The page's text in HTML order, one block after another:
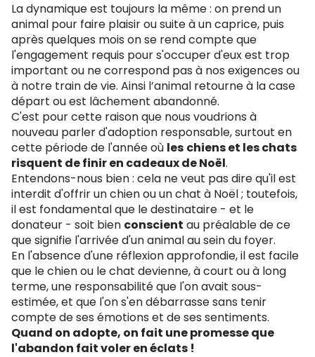
La dynamique est toujours la même : on prend un
animal pour faire plaisir ou suite à un caprice, puis
après quelques mois on se rend compte que
l'engagement requis pour s'occuper d'eux est trop
important ou ne correspond pas à nos exigences ou
à notre train de vie. Ainsi l’animal retourne à la case
départ ou est lâchement abandonné.
C'est pour cette raison que nous voudrions à
nouveau parler d'adoption responsable, surtout en
cette période de l'année où les chiens et les chats
risquent de finir en cadeaux de Noël.
Entendons-nous bien : cela ne veut pas dire qu'il est
interdit d'offrir un chien ou un chat à Noël ; toutefois,
il est fondamental que le destinataire - et le
donateur - soit bien conscient au préalable de ce
que signifie l'arrivée d'un animal au sein du foyer.
En l'absence d'une réflexion approfondie, il est facile
que le chien ou le chat devienne, à court ou à long
terme, une responsabilité que l'on avait sous-
estimée, et que l'on s'en débarrasse sans tenir
compte de ses émotions et de ses sentiments.
Quand on adopte, on fait une promesse que
l'abandon fait voler en éclats !